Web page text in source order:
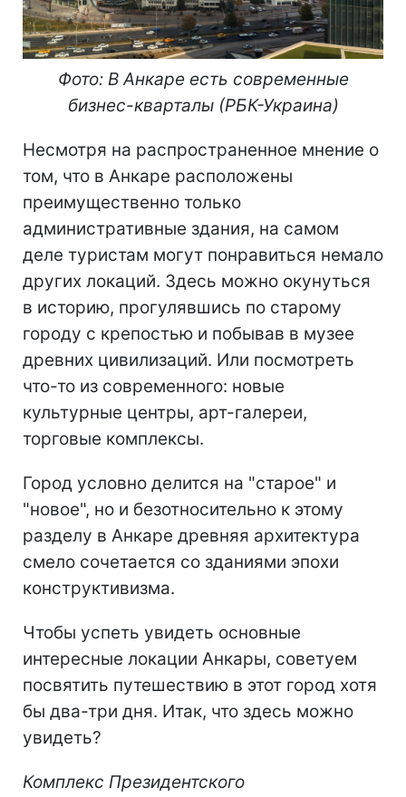
Фото: В Анкаре есть современные
бизнес-кварталы (РБК-Украина)
Несмотря на распространенное мнение о
том, что в Анкаре расположены
преимущественно только
административные здания, на самом
деле туристам могут понравиться немало
других локаций. Здесь можно окунуться
в историю, прогулявшись по старому
городу с крепостью и побывав в музее
древних цивилизаций. Или посмотреть
что-то из современного: новые
культурные центры, арт-галереи,
торговые комплексы.
Город условно делится на "старое" и
"новое", но и безотносительно к этому
разделу в Анкаре древняя архитектура
смело сочетается со зданиями эпохи
конструктивизма.
Чтобы успеть увидеть основные
интересные локации Анкары, советуем
посвятить путешествию в этот город хотя
бы два-три дня. Итак, что здесь можно
увидеть?
Комплекс Президентского